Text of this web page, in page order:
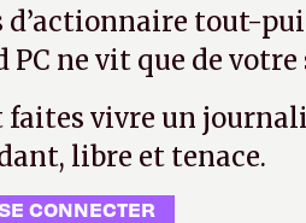
d’actionnaire tout-
PC ne vit que de
faites vivre un
libre et tenace.
SE CONNECTER